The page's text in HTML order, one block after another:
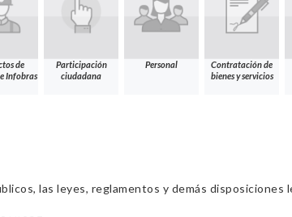
de
Infobras
Participación
ciudadana
Personal
Contratación de
bienes y servicios
las leyes, reglamentos y demás disposiciones